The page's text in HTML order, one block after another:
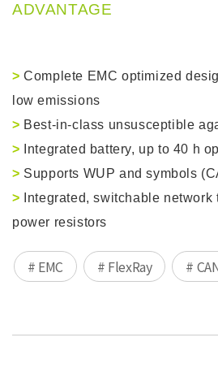
ADVANTAGE
> Complete EMC optimized
low emissions
> Best-in-class unsusceptible
>
Integrated battery, up to 40 h
> Supports WUP and symbols
>
Integrated, switchable
power resistors
# EMC # FlexRay #